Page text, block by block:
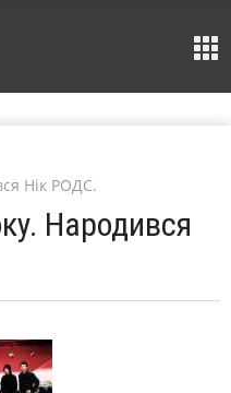
Нік РОДС.
Народився